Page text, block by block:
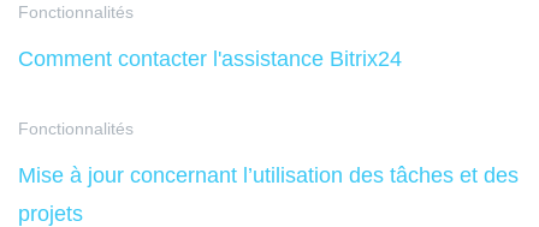
Fonctionnalités
Comment contacter l'assistance Bitrix24
Fonctionnalités
Mise à jour concernant l’utilisation des tâches et des
projets